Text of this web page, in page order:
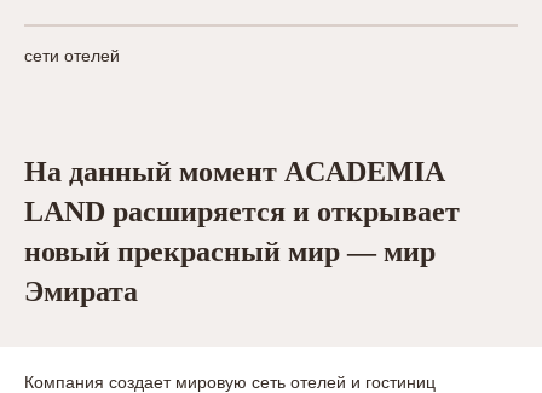
сети отелей
На данный момент ACADEMIA
LAND расширяется и открывает
новый прекрасный мир — мир
Эмирата
Компания создает мировую сеть отелей и гостиниц